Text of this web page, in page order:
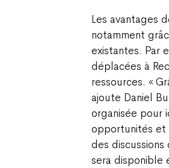
Les avantages
notamment
existantes. Par
déplacées à
ressources. «
ajoute Daniel
organisée pour
opportunités et
des
sera disponible